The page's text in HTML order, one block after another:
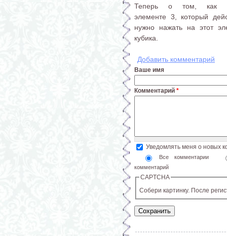
Теперь о том, как
элементе 3, который
нужно нажать на этот
кубика.
Добавить комментарий
Ваше имя
Комментарий *
Уведомлять меня о новых
Все комментарии
комментарий
CAPTCHA
Собери картинку. После